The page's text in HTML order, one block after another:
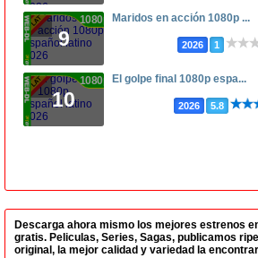
9
1080p Maridos en acción 1080p ...
2026 1
10
1080p El golpe final 1080p espa...
2026 5.8
Descarga ahora mismo los mejores estrenos
gratis. Peliculas, Series, Sagas, publicamos
original, la mejor calidad y variedad la